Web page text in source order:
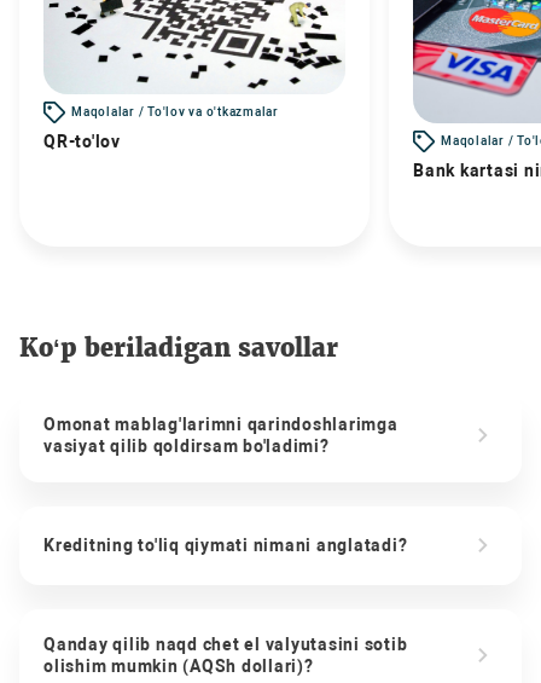
Maqolalar / To'lov va o'tkazmalar
QR-to'lov Maqolalar /
Bank kartasi
Ko‘p beriladigan savollar
Omonat mablag'larimni qarindoshlarimga
vasiyat qilib qoldirsam bo'ladimi?
Kreditning to'liq qiymati nimani anglatadi?
Qanday qilib naqd chet el valyutasini sotib
olishim mumkin (AQSh dollari)?